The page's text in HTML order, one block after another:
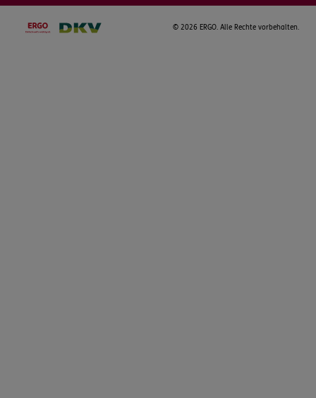
© 2026 ERGO. Alle Rechte vorbehalten.